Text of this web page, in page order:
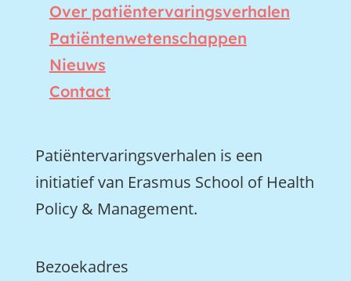
Over patiëntervaringsverhalen
Patiëntenwetenschappen
Nieuws
Contact
Patiëntervaringsverhalen is een
initiatief van Erasmus School of Health
Policy & Management.
Bezoekadres